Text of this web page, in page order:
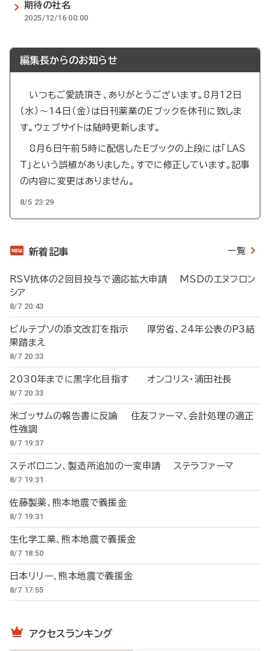
期待の社名
2025/12/16 00:00
編集長からのお知らせ
いつもご愛読頂き、ありがとうございます。8月12日
（水）～14日（金）は日刊薬業のEブックを休刊に致しま
す。ウェブサイトは随時更新します。
8月6日午前5時に配信したEブックの上段には「LAS
T」という誤植がありました。すでに修正しています。記事
の内容に変更はありません。
8/5 23:29
新着記事 一覧
RSV抗体の2回目投与で適応拡大申請 MSDのエヌフロン
シア
8/7 20:43
ビルテプソの添文改訂を指示 厚労省、24年公表のP3結
果踏まえ
8/7 20:33
2030年までに黒字化目指す オンコリス・浦田社長
8/7 20:33
米ゴッサムの報告書に反論 住友ファーマ、会計処理の適正
性強調
8/7 19:37
ステボロニン、製造所追加の一変申請 ステラファーマ
8/7 19:31
佐藤製薬、熊本地震で義援金
8/7 19:31
生化学工業、熊本地震で義援金
8/7 18:50
日本リリー、熊本地震で義援金
8/7 17:55
アクセスランキング